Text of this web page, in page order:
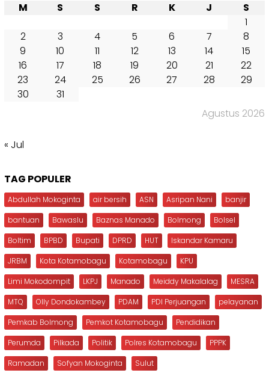
Agustus 2026
M S S R K J
S
1
2
3 4 5 6 7
8
9
10 11 12 13 14
15
16
17 18 19 20 21
22
23
24 25 26 27 28
29
30
31
« Jul
TAG POPULER
Abdullah Mokoginta air bersih ASN Asripan Nani
banjir
bantuan
Bawaslu Baznas Manado Bolmong
Bolsel
Boltim
BPBD Bupati DPRD HUT
Iskandar Kamaru
JRBM
Kota Kotamobagu Kotamobagu
KPU
Limi Mokodompit
LKPJ Manado Meiddy Makalalag
MESRA
MTQ
Olly Dondokambey PDAM PDI Perjuangan
pelayanan
Pemkab Bolmong
Pemkot Kotamobagu
Pendidikan
Perumda
Pilkada Politik Polres Kotamobagu
PPPK
Ramadan
Sofyan Mokoginta
Sulut